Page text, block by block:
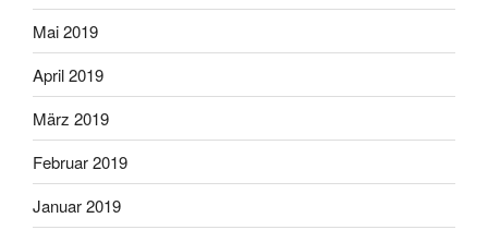
Mai 2019
April 2019
März 2019
Februar 2019
Januar 2019